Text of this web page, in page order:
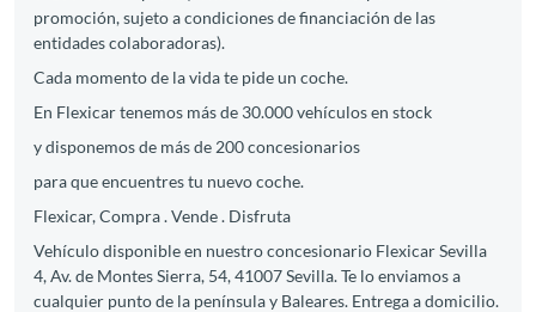
promoción, sujeto a condiciones de financiación de las
entidades colaboradoras).
Cada momento de la vida te pide un coche.
En Flexicar tenemos más de 30.000 vehículos en stock
y disponemos de más de 200 concesionarios
para que encuentres tu nuevo coche.
Flexicar, Compra . Vende . Disfruta
Vehículo disponible en nuestro concesionario Flexicar Sevilla
4, Av. de Montes Sierra, 54, 41007 Sevilla. Te lo enviamos a
cualquier punto de la península y Baleares. Entrega a domicilio.